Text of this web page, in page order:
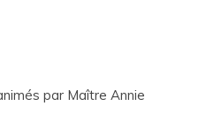
par Maître Annie